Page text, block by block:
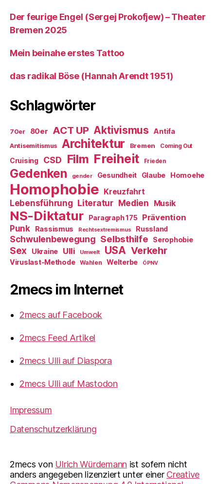
Der feurige Engel (Sergej Prokofjew) – Theater
Bremen 2025
Mein beinahe erstes Tattoo
das radikal Böse (Hannah Arendt 1951)
Schlagwörter
70er 80er ACT UP Aktivismus Antifa
Antisemitismus Architektur Bremen Coming Out
Cruising CSD Film Freiheit Frieden
Gedenken gender Gesundheit Glaube Homoehe
Homophobie Kreuzfahrt
Lebensführung Literatur Medien Musik
NS-Diktatur Paragraph 175
Prävention
Punk
Rassismus Rechtsextremismus Russland
Schwulenbewegung Selbsthilfe Serophobie
Sex Ukraine Ulli Umwelt USA Verkehr
Viruslast-Methode Wahlen Welterbe ÖPNV
2mecs im Internet
2mecs auf Facebook
2mecs Feed Artikel
2mecs Ulli auf Diaspora
2mecs Ulli auf Mastodon
Impressum
Datenschutzerklärung
2mecs von Ulrich Würdemann ist sofern nicht
anders angegeben lizenziert unter einer Creative